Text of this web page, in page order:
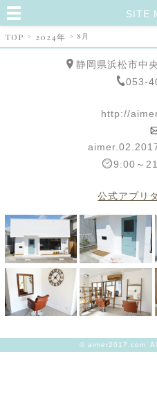
SITE
TOP > 2024年 > 8月
静岡県浜松市中
053-
http://
9:00～
公式アプリ
© aimer2017.com